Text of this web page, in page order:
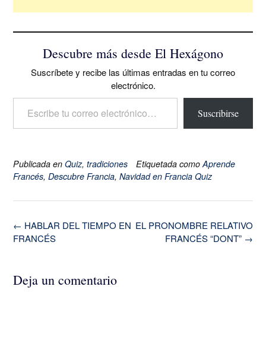
Descubre más desde El Hexágono
Suscríbete y recibe las últimas entradas en tu correo
electrónico.
Escribe tu correo electrónico…
Suscribirse
Publicada en Quiz, tradiciones Etiquetada comoAprende
Francés, Descubre Francia, Navidad en Francia Quiz
Navegación
de
EL PRONOMBRE RELATIVO
FRANCÉS “DONT” →
← HABLAR DEL TIEMPO EN
FRANCÉS
Deja un comentario